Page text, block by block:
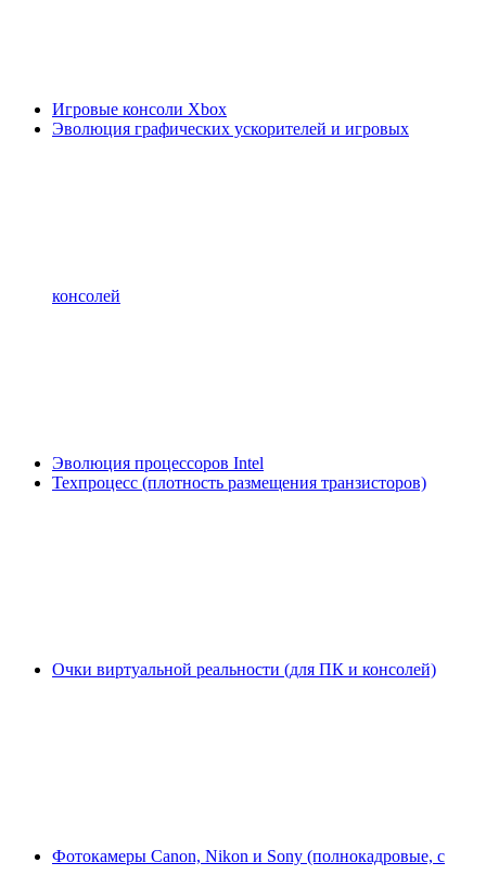
Игровые консоли Xbox
Эволюция графических ускорителей и игровых
консолей
Эволюция процессоров Intel
Техпроцесс (плотность размещения транзисторов)
Очки виртуальной реальности (для ПК и консолей)
Фотокамеры Canon, Nikon и Sony (полнокадровые, с